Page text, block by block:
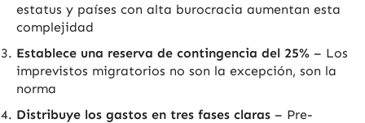
estatus y países con alta burocracia aumentan esta
complejidad
Establece una reserva de contingencia del 25% – Los
imprevistos migratorios no son la excepción, son la
norma
Distribuye los gastos en tres fases claras – Pre-